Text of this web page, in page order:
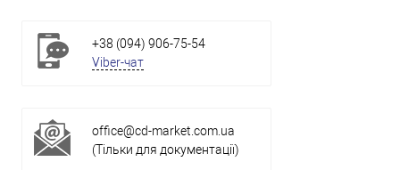
+38 (094) 906-75-54
Viber-чат
office@cd-market.com.ua
(Тільки для документації)